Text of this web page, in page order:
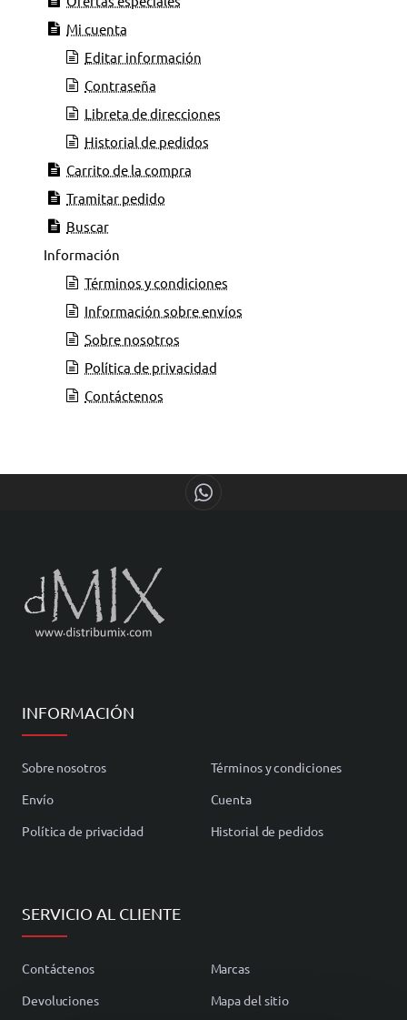
Mi cuenta
Editar información
Contraseña
Libreta de direcciones
Historial de pedidos
Carrito de la compra
Tramitar pedido
Buscar
Información
Términos y condiciones
Información sobre envíos
Sobre nosotros
Política de privacidad
Contáctenos
INFORMACIÓN
Sobre nosotros
Envío
Política de privacidad
Términos y condiciones
Cuenta
Historial de pedidos
SERVICIO AL CLIENTE
Contáctenos
Devoluciones
Marcas
Mapa del sitio